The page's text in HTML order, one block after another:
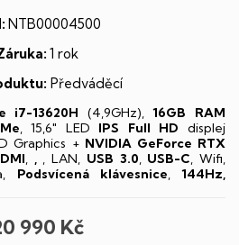
NTB00004500
1 rok
Předváděcí
i7-13620H (4,9GHz),16GB RAM
, 15,6" LED IPS Full HD displej
Graphics + NVIDIA GeForce RTX
, ,, LAN, USB 3.0, USB-C, Wifi,
Podsvícená klávesnice, 144Hz,
990 Kč